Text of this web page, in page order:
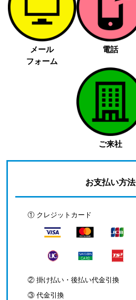
メール
フォーム
電話
ご来社
お支払い方法
① クレジットカード
② 掛け払い・後払い代金引換
③ 代金引換